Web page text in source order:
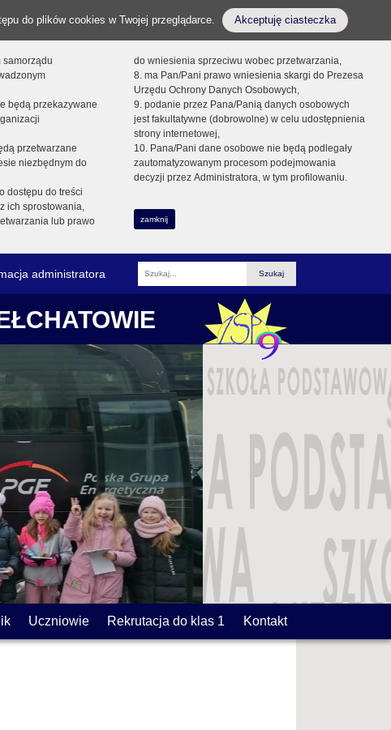
do plików cookies w Twojej przeglądarce. Akceptuję ciasteczka
samorządu
będą przekazywane
przetwarzane
niezbędnym do
dostępu do treści
ich sprostowania,
lub prawo
do wniesienia sprzeciwu wobec przetwarzania,
8. ma Pan/Pani prawo wniesienia skargi do Prezesa
Urzędu Ochrony Danych Osobowych,
9. podanie przez Pana/Panią danych osobowych
jest fakultatywne (dobrowolne) w celu udostępnienia
strony internetowej,
10. Pana/Pani dane osobowe nie będą podlegały
zautomatyzowanym procesom podejmowania
decyzji przez Administratora, w tym profilowaniu.
zamknij
administratora
Fraza
Uczniowie Rekrutacja do klas 1 Kontakt